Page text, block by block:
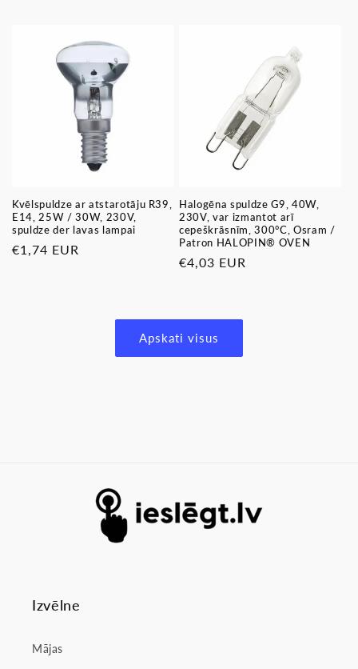
Kvēlspuldze ar atstarotāju R39,
E14, 25W / 30W, 230V,
spuldze der lavas lampai
Parastā
€1,74 EUR
Halogēna spuldze G9, 40W,
230V, var izmantot arī
cepeškrāsnīm, 300°C, Osram /
Patron HALOPIN® OVEN
Parastā
€4,03 EUR
Apskati visus
Izvēlne
Mājas